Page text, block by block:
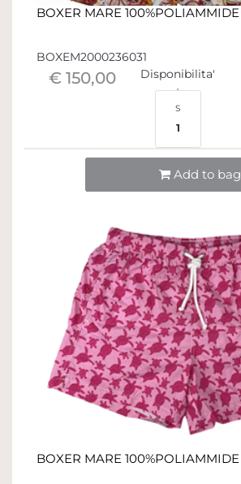
BOXER MARE 100%POLIAMMIDE
BOXEM2000236031
€ 150,00 Disponibilita'
S
1
Add to bag
BOXER MARE 100%POLIAMMIDE